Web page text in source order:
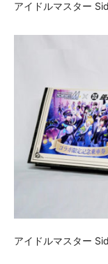
アイドルマスター
アイドルマスター